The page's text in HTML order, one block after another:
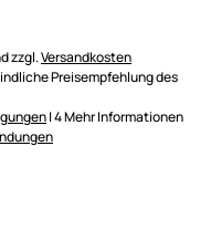
zzgl.Versandkosten
Preisempfehlung des
| 4 Mehr Informationen